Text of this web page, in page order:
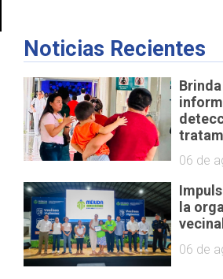
Noticias Recientes
06 de
la
06 de